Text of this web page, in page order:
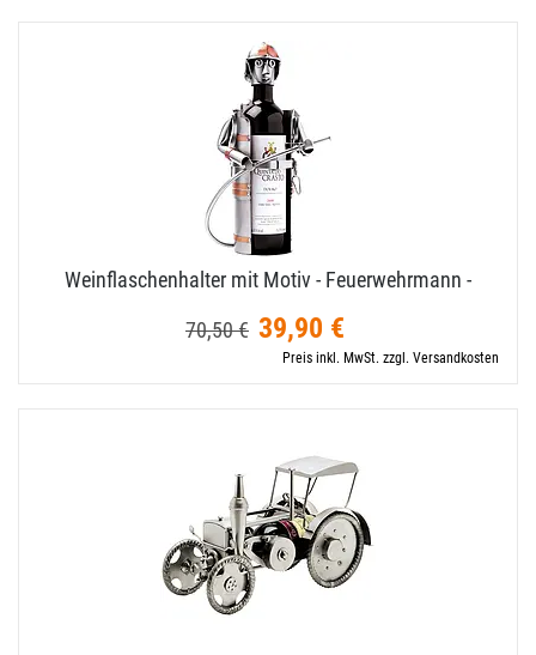
Weinflaschenhalter mit Motiv - Feuerwehrmann -
70,50 € 39,90 €
Preis inkl. MwSt. zzgl. Versandkosten